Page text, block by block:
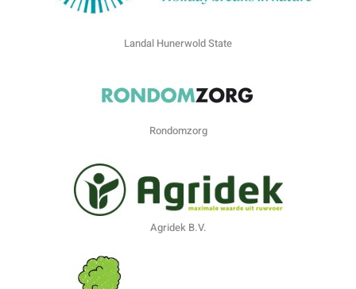
Landal Hunerwold State
Rondomzorg
Agridek B.V.